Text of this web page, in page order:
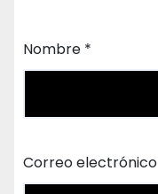
Nombre *
Correo electrónico